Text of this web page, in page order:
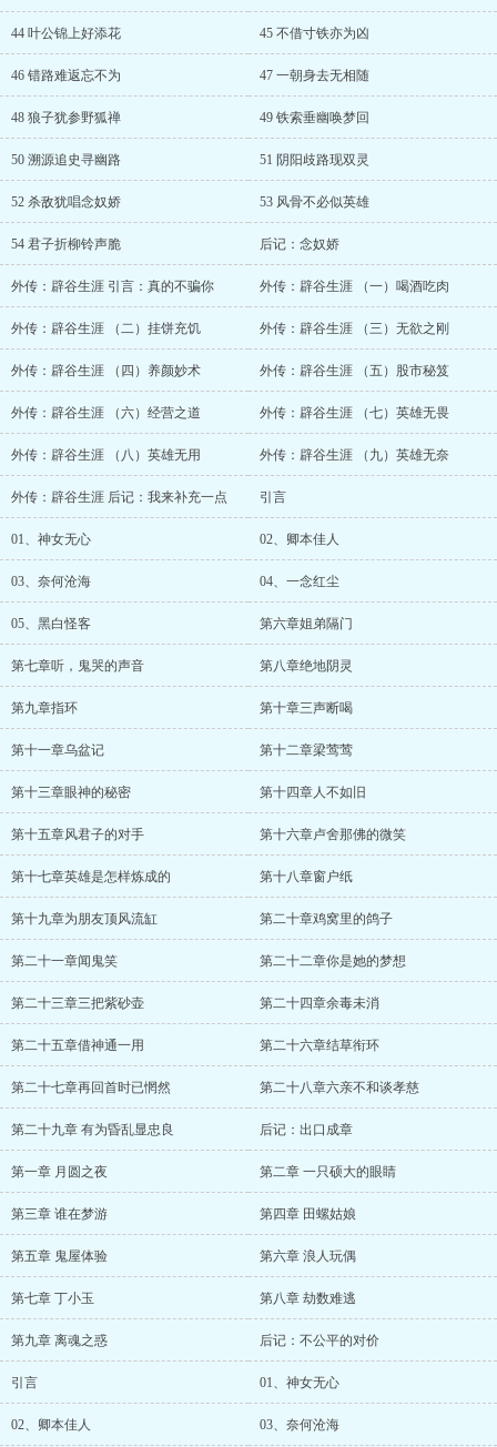
44 叶公锦上好添花 45 不借寸铁亦为凶
46 错路难返忘不为 47 一朝身去无相随
48 狼子犹参野狐禅 49 铁索垂幽唤梦回
50 溯源追史寻幽路 51 阴阳歧路现双灵
52 杀敌犹唱念奴娇 53 风骨不必似英雄
54 君子折柳铃声脆 后记：念奴娇
外传：辟谷生涯 引言：真的不骗你 外传：辟谷生涯 （一）喝酒吃肉
外传：辟谷生涯 （二）挂饼充饥 外传：辟谷生涯 （三）无欲之刚
外传：辟谷生涯 （四）养颜妙术 外传：辟谷生涯 （五）股市秘笈
外传：辟谷生涯 （六）经营之道 外传：辟谷生涯 （七）英雄无畏
外传：辟谷生涯 （八）英雄无用 外传：辟谷生涯 （九）英雄无奈
外传：辟谷生涯 后记：我来补充一点 引言
01、神女无心 02、卿本佳人
03、奈何沧海 04、一念红尘
05、黑白怪客 第六章姐弟隔门
第七章听，鬼哭的声音 第八章绝地阴灵
第九章指环 第十章三声断喝
第十一章乌盆记 第十二章梁莺莺
第十三章眼神的秘密 第十四章人不如旧
第十五章风君子的对手 第十六章卢舍那佛的微笑
第十七章英雄是怎样炼成的 第十八章窗户纸
第十九章为朋友顶风流缸 第二十章鸡窝里的鸽子
第二十一章闻鬼笑 第二十二章你是她的梦想
第二十三章三把紫砂壶 第二十四章余毒未消
第二十五章借神通一用 第二十六章结草衔环
第二十七章再回首时已惘然 第二十八章六亲不和谈孝慈
第二十九章 有为昏乱显忠良 后记：出口成章
第一章 月圆之夜 第二章 一只硕大的眼睛
第三章 谁在梦游 第四章 田螺姑娘
第五章 鬼屋体验 第六章 浪人玩偶
第七章 丁小玉 第八章 劫数难逃
第九章 离魂之惑 后记：不公平的对价
引言 01、神女无心
02、卿本佳人 03、奈何沧海